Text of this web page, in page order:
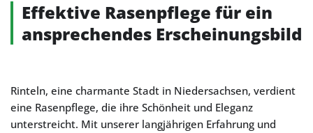
Effektive Rasenpflege für ein
ansprechendes Erscheinungsbild
Rinteln, eine charmante Stadt in Niedersachsen, verdient
eine Rasenpflege, die ihre Schönheit und Eleganz
unterstreicht. Mit unserer langjährigen Erfahrung und